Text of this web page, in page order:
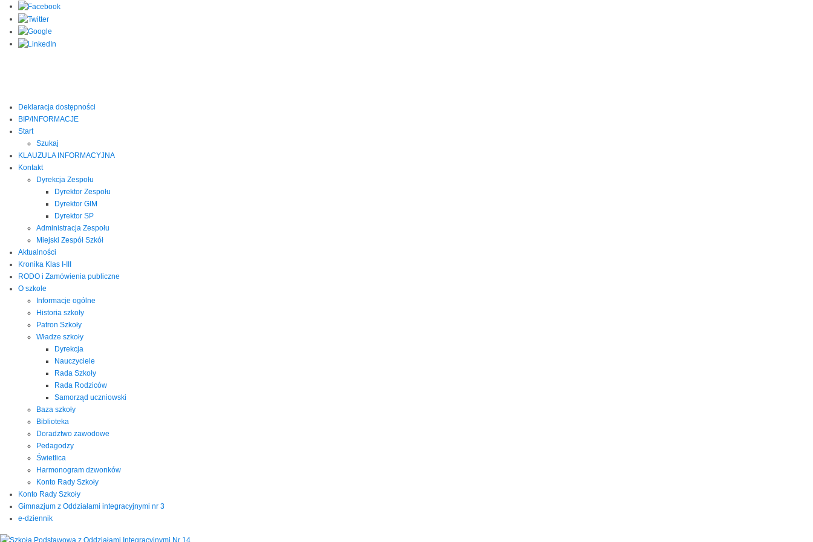
Deklaracja dostępności
BIP/INFORMACJE
Start
Szukaj
KLAUZULA INFORMACYJNA
Kontakt
Dyrekcja Zespołu
Dyrektor Zespołu
Dyrektor GIM
Dyrektor SP
Administracja Zespołu
Miejski Zespół Szkół
Aktualności
Kronika Klas I-III
RODO i Zamówienia publiczne
O szkole
Informacje ogólne
Historia szkoły
Patron Szkoły
Władze szkoły
Dyrekcja
Nauczyciele
Rada Szkoły
Rada Rodziców
Samorząd uczniowski
Baza szkoły
Biblioteka
Doradztwo zawodowe
Pedagodzy
Świetlica
Harmonogram dzwonków
Konto Rady Szkoły
Konto Rady Szkoły
Gimnazjum z Oddziałami integracyjnymi nr 3
e-dziennik